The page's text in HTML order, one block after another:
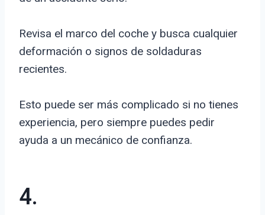
Revisa el marco del coche y busca cualquier
deformación o signos de soldaduras
recientes.
Esto puede ser más complicado si no tienes
experiencia, pero siempre puedes pedir
ayuda a un mecánico de confianza.
4.